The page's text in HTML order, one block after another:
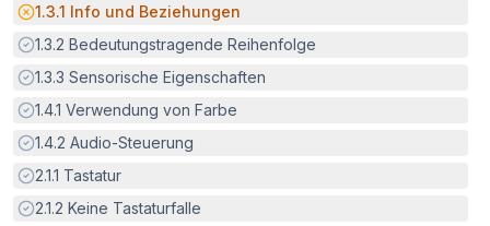
Potenzielle Barriere:
1.3.1 Info und Beziehungen
Erfüllt:
1.3.2 Bedeutungstragende Reihenfolge
Erfüllt:
1.3.3 Sensorische Eigenschaften
Erfüllt:
1.4.1 Verwendung von Farbe
Erfüllt:
1.4.2 Audio-Steuerung
Erfüllt:
2.1.1 Tastatur
Erfüllt:
2.1.2 Keine Tastaturfalle